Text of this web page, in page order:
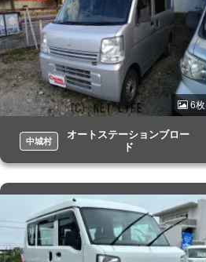
6枚
中城村
オートステーションブロー
ド